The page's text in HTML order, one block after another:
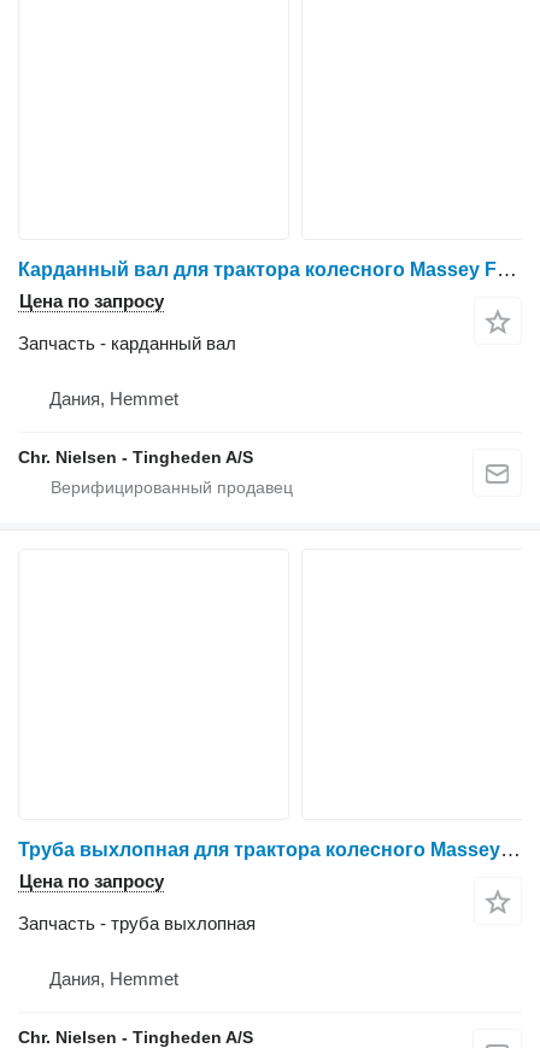
Карданный вал для трактора колесного Massey Ferguson 6465
Цена по запросу
Запчасть - карданный вал
Дания, Hemmet
Chr. Nielsen - Tingheden A/S
Труба выхлопная для трактора колесного Massey Ferguson 6465
Цена по запросу
Запчасть - труба выхлопная
Дания, Hemmet
Chr. Nielsen - Tingheden A/S